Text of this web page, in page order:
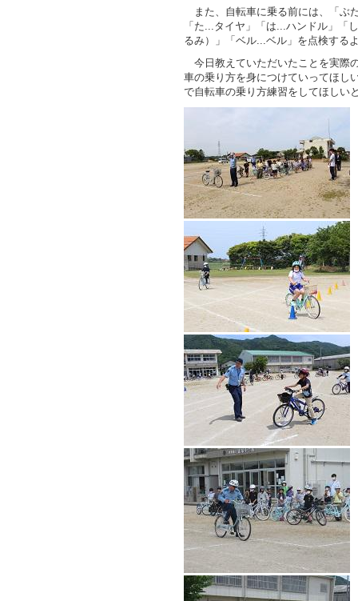
また、自転車に乗る前には、「ぶ
「た...タイヤ」「は...ハンドル」「
るみ）」「ベル...ベル」を点検する
今日教えていただいたことを実際
車の乗り方を身につけていってほし
で自転車の乗り方練習をしてほしい